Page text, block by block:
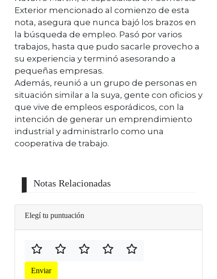
Exterior mencionado al comienzo de esta
nota, asegura que nunca bajó los brazos en
la búsqueda de empleo. Pasó por varios
trabajos, hasta que pudo sacarle provecho a
su experiencia y terminó asesorando a
pequeñas empresas.
Además, reunió a un grupo de personas en
situación similar a la suya, gente con oficios y
que vive de empleos esporádicos, con la
intención de generar un emprendimiento
industrial y administrarlo como una
cooperativa de trabajo.
Notas Relacionadas
Elegí tu puntuación
Enviar